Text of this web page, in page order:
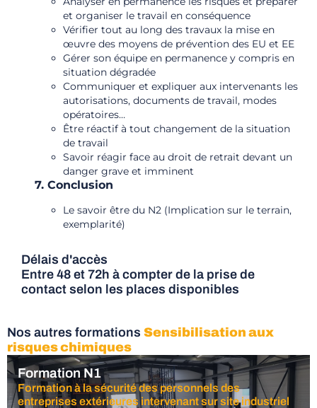
et organiser le travail en conséquence
Vérifier tout au long des travaux la mise en
œuvre des moyens de prévention des EU et EE
Gérer son équipe en permanence y compris en
situation dégradée
Communiquer et expliquer aux intervenants les
autorisations, documents de travail, modes
opératoires…
Être réactif à tout changement de la situation
de travail
Savoir réagir face au droit de retrait devant un
danger grave et imminent
7. Conclusion
Le savoir être du N2 (Implication sur le terrain,
exemplarité)
Délais d'accès
Entre 48 et 72h à compter de la prise de
contact selon les places disponibles
Nos autres formations Sensibilisation aux
risques chimiques
Formation N1
Formation à la sécurité des personnels des
entreprises extérieures intervenant sur site industriel